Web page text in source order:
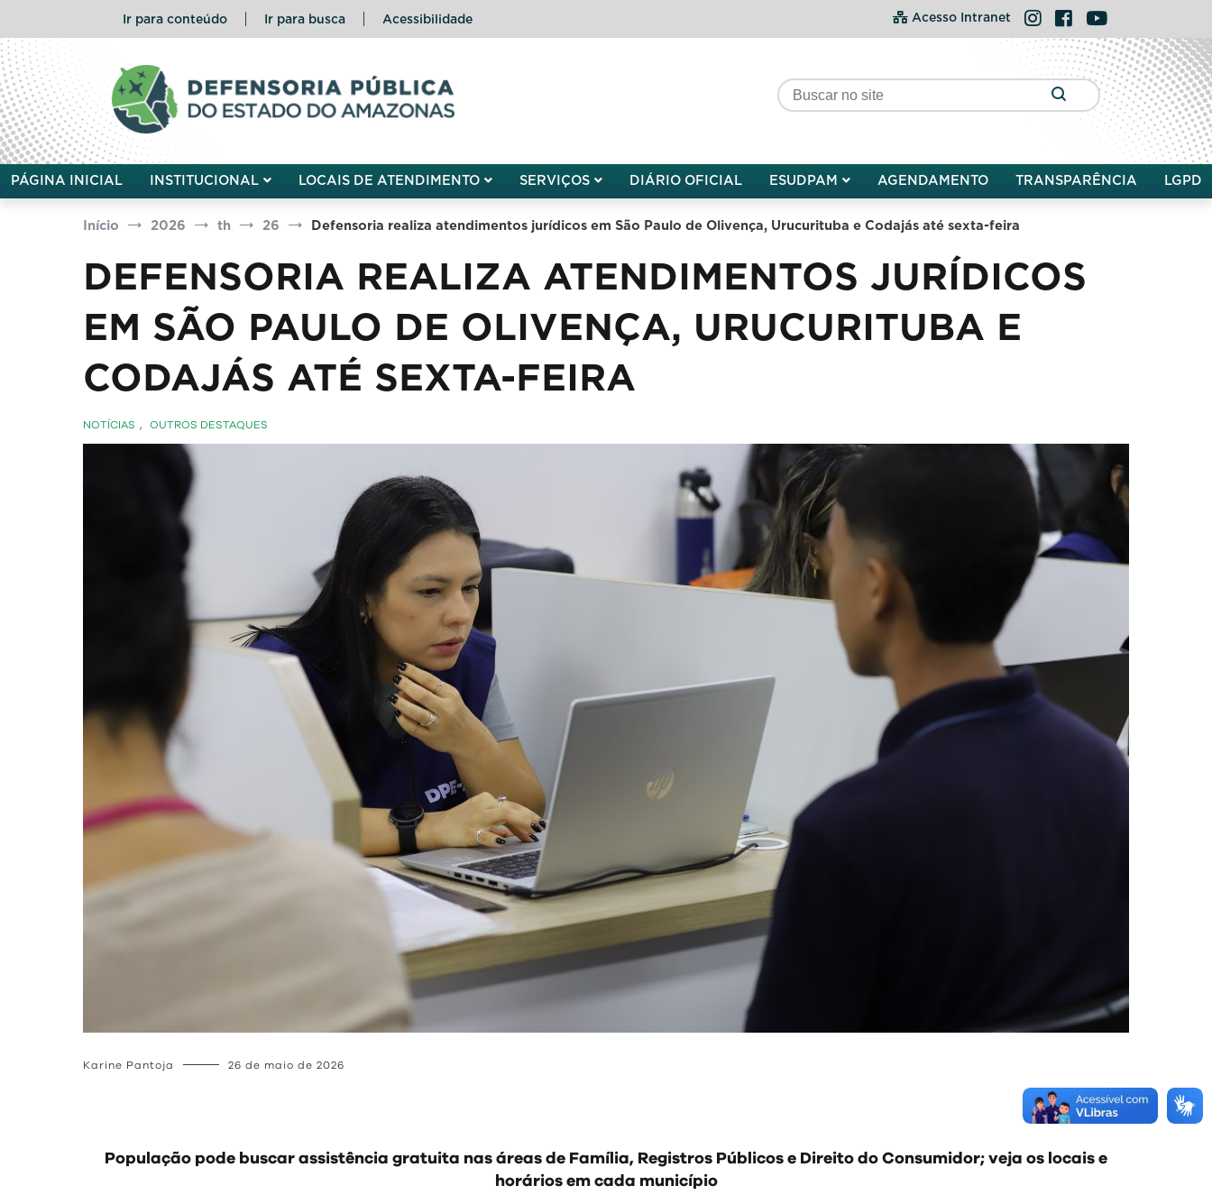
o
conteúdo
Ir para conteúdo Ir para busca Acessibilidade Acesso Intranet Instagram
FacebookYouTube
Defensoria Pública do Estado do Amazonas
PÁGINA INICIAL INSTITUCIONAL LOCAIS DE ATENDIMENTO SERVIÇOS DIÁRIO OFICIAL ESUDPAM AGENDAMENTO TRANSPARÊNCIA LGPD
Início 2026 th 26 Defensoria realiza atendimentos jurídicos em São Paulo de Olivença, Urucurituba e Codajás até sexta-feira
DEFENSORIA REALIZA ATENDIMENTOS JURÍDICOS
EM SÃO PAULO DE OLIVENÇA, URUCURITUBA E
CODAJÁS ATÉ SEXTA-FEIRA
NOTÍCIAS , OUTROS DESTAQUES
Karine Pantoja 26 de maio de 2026
População pode buscar assistência gratuita nas áreas de Família, Registros Públicos e Direito do Consumidor; veja os locais e
horários em cada município